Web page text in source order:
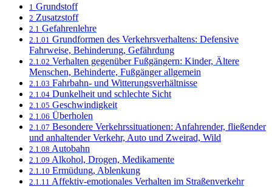
1 Grundstoff
2 Zusatzstoff
2.1 Gefahrenlehre
2.1.01 Grundformen des Verkehrsverhaltens: Defensive
Fahrweise, Behinderung, Gefährdung
2.1.02 Verhalten gegenüber Fußgängern: Kinder, Ältere
Menschen, Behinderte, Fußgänger allgemein
2.1.03 Fahrbahn- und Witterungsverhältnisse
2.1.04 Dunkelheit und schlechte Sicht
2.1.05 Geschwindigkeit
2.1.06 Überholen
2.1.07 Besondere Verkehrssituationen: Anfahrender, fließender
und anhaltender Verkehr, Auto und Zweirad, Wild
2.1.08 Autobahn
2.1.09 Alkohol, Drogen, Medikamente
2.1.10 Ermüdung, Ablenkung
2.1.11 Affektiv-emotionales Verhalten im Straßenverkehr